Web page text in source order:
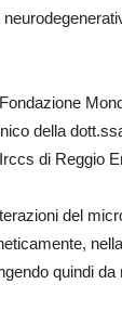
della
di Reggio
del
quindi